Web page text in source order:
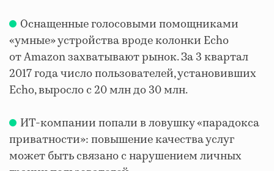
Оснащенные голосовыми помощниками
«умные» устройства вроде колонки Echo
от Amazon захватывают рынок. За 3 квартал
2017 года число пользователей, установивших
Echo, выросло с 20 млн до 30 млн.
ИТ-компании попали в ловушку «парадокса
приватности»: повышение качества услуг
может быть связано с нарушением личных